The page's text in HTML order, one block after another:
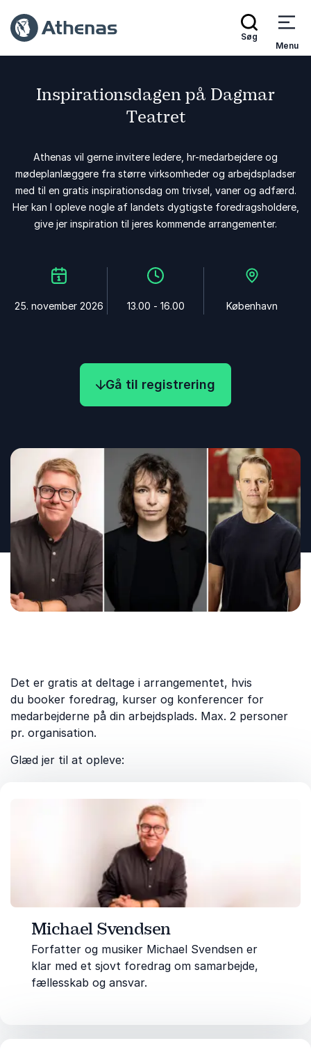
Søg
Menu
Inspirationsdagen på Dagmar
Teatret
Athenas vil gerne invitere ledere, hr-medarbejdere og
mødeplanlæggere fra større virksomheder og arbejdspladser
med til en gratis inspirationsdag om trivsel, vaner og adfærd.
Her kan I opleve nogle af landets dygtigste foredragsholdere,
give jer inspiration til jeres kommende arrangementer.
25. november 2026 13.00 - 16.00 København
Gå til registrering
Det er gratis at deltage i arrangementet, hvis
du booker foredrag, kurser og konferencer for
medarbejderne på din arbejdsplads. Max. 2 personer
pr. organisation.
Glæd jer til at opleve:
Michael Svendsen
Forfatter og musiker Michael Svendsen er
klar med et sjovt foredrag om samarbejde,
fællesskab og ansvar.